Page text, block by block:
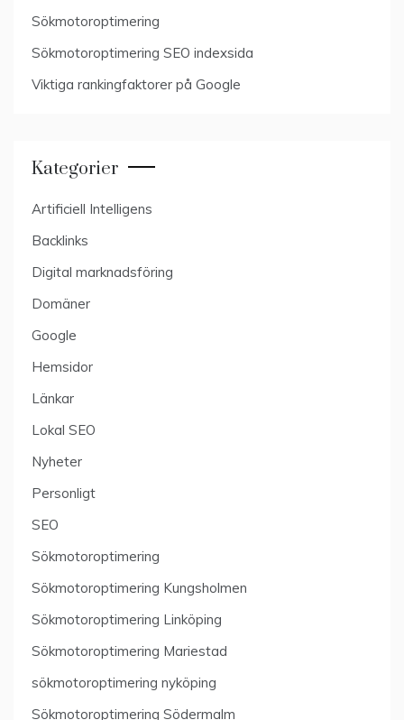
Sökmotoroptimering
Sökmotoroptimering SEO indexsida
Viktiga rankingfaktorer på Google
Kategorier
Artificiell Intelligens
Backlinks
Digital marknadsföring
Domäner
Google
Hemsidor
Länkar
Lokal SEO
Nyheter
Personligt
SEO
Sökmotoroptimering
Sökmotoroptimering Kungsholmen
Sökmotoroptimering Linköping
Sökmotoroptimering Mariestad
sökmotoroptimering nyköping
Sökmotoroptimering Södermalm